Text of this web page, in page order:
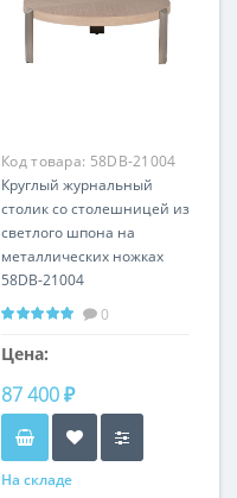
Код товара: 58DB-21004
Круглый журнальный
столик со столешницей из
светлого шпона на
металлических ножках
58DB-21004
0
Цена:
87 400 ₽
На складе